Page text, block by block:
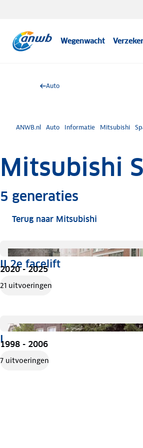
Wegenwacht
Auto
ANWB.nl Auto Informatie Mitsubishi
Mitsubishi
5 generaties
Terug naar Mitsubishi
II 2e facelift
2020 - 2025
21 uitvoeringen
I
1998 - 2006
7 uitvoeringen